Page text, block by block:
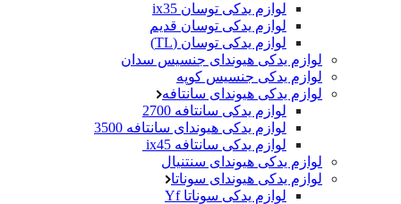
لوازم یدکی توسان ix35
لوازم یدکی توسان قدیم
لوازم یدکی توسان (TL)
لوازم یدکی هیوندای جنسیس سدان
لوازم یدکی جنسیس کوپه
لوازم یدکی هیوندای سانتافه
لوازم یدکی سانتافه 2700
لوازم یدکی هیوندای سانتافه 3500
لوازم یدکی سانتافه ix45
لوازم یدکی هیوندای سنتنیال
لوازم یدکی هیوندای سوناتا
لوازم یدکی سوناتا Yf